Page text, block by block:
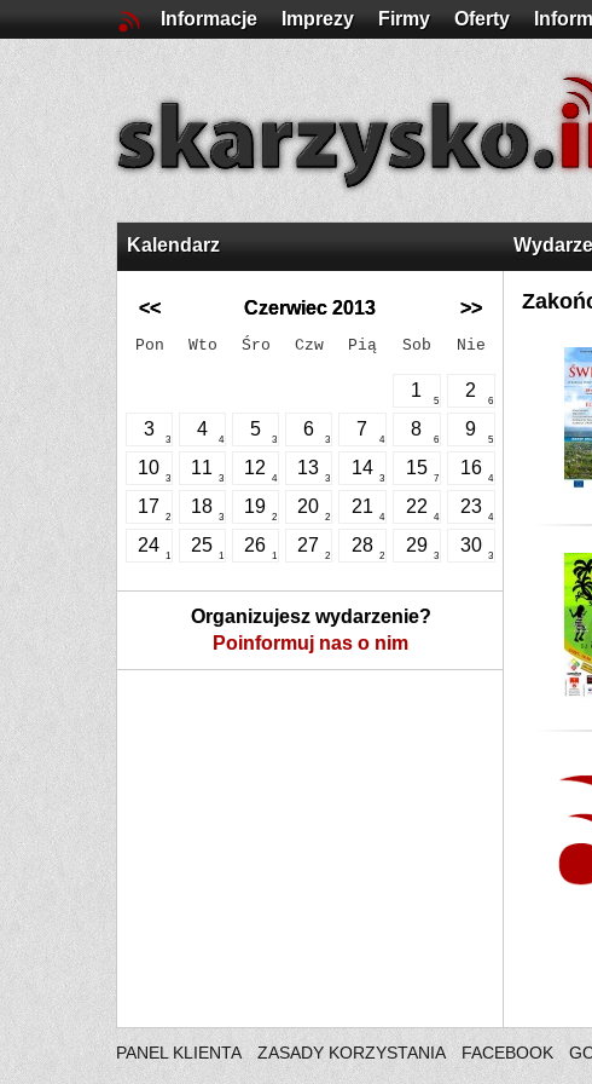
Informacje Imprezy Firmy Oferty
Kalendarz
<< Czerwiec 2013 >>
Pon Wto Śro Czw Pią Sob Nie
1
5
2
6
3
3
4
4
5
3
6
3
7
4
8
6
9
5
10
3
11
3
12
4
13
3
14
3
15
7
16
4
17
2
18
3
19
2
20
2
21
4
22
4
23
4
24
1
25
1
26
1
27
2
28
2
29
3
30
3
Organizujesz wydarzenie?
Poinformuj nas o nim
PANEL KLIENTA ZASADY KORZYSTANIA FACEBOOK